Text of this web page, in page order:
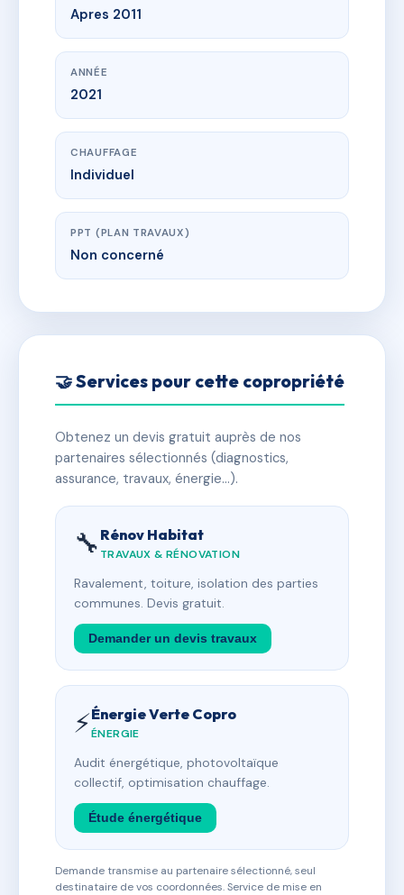
Apres 2011
ANNÉE
2021
CHAUFFAGE
Individuel
PPT (PLAN TRAVAUX)
Non concerné
🤝 Services pour cette copropriété
Obtenez un devis gratuit auprès de nos
partenaires sélectionnés (diagnostics,
assurance, travaux, énergie…).
🔧 Rénov Habitat
TRAVAUX & RÉNOVATION
Ravalement, toiture, isolation des parties
communes. Devis gratuit.
Demander un devis travaux
⚡Énergie Verte Copro
ÉNERGIE
Audit énergétique, photovoltaïque
collectif, optimisation chauffage.
Étude énergétique
Demande transmise au partenaire sélectionné, seul
destinataire de vos coordonnées. Service de mise en